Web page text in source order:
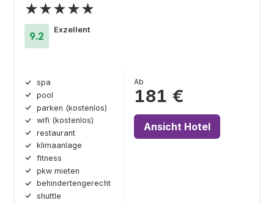
★★★★★
9.2
Exzellent
spa
pool
parken (kostenlos)
wifi (kostenlos)
restaurant
klimaanlage
fitness
pkw mieten
behindertengerecht
shuttle
Ab
181 €
Ansicht Hotel